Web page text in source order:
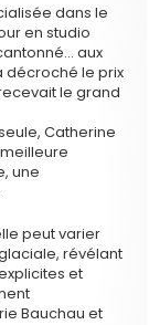
dans le
en studio
aux
décroché le prix
le grand
Catherine
une
peut varier
révélant
et
Bauchau et